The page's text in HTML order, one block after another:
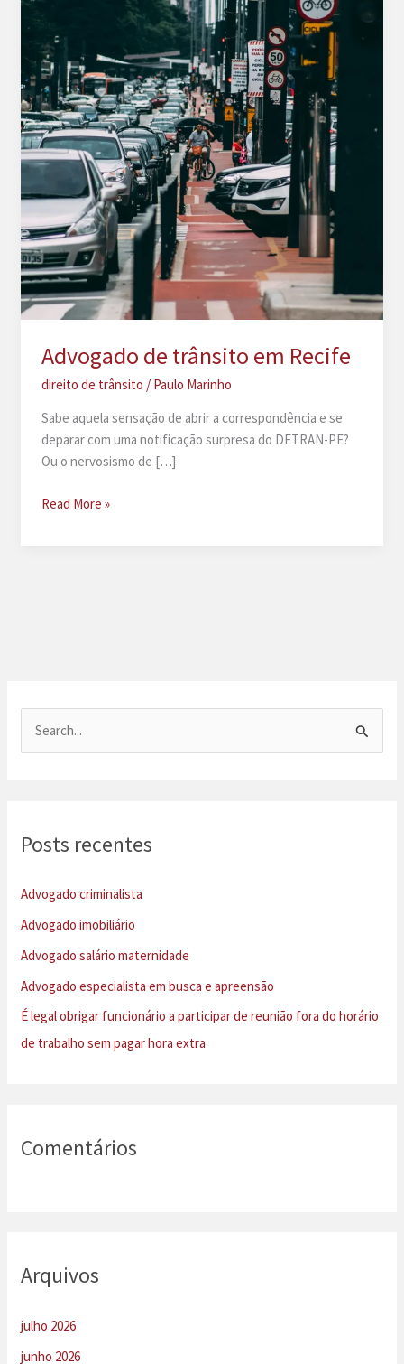
Advogado de trânsito em Recife
direito de trânsito / Paulo Marinho
Sabe aquela sensação de abrir a correspondência e se
deparar com uma notificação surpresa do DETRAN-PE?
Ou o nervosismo de […]
Advogado
Read More »
i
p
o
r
:
Posts recentes
Advogado criminalista
Advogado imobiliário
Advogado salário maternidade
Advogado especialista em busca e apreensão
É legal obrigar funcionário a participar de reunião fora do horário
de trabalho sem pagar hora extra
Comentários
Arquivos
julho 2026
junho 2026